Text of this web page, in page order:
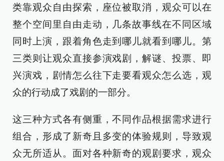
类靠观众自由探索，座位被取消，观众可以在
整个空间里自由走动，几条故事线在不同区域
同时上演，跟着角色走到哪儿就看到哪儿。第
三类则让观众直接参演戏剧，解谜、投票、即
兴演戏，剧情怎么往下走要看观众怎么选，观
众的行动成了戏剧的一部分。
这三种方式各有侧重，不同作品根据需求进行
组合，形成了新奇且多变的体验规则，导致观
众无所适从。面对各种新奇的观剧要求，观众